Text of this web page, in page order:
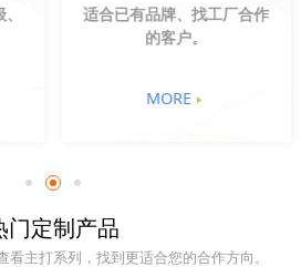
适合已有品牌、找工厂合作
的客户。
MORE
门定制产品
看主打系列，找到更适合您的合作方向。